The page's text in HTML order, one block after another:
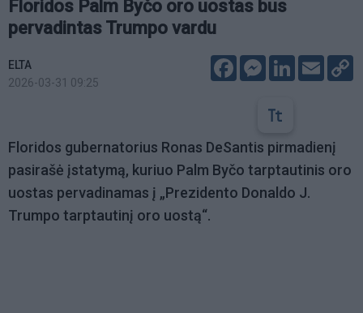
Floridos Palm Byčo oro uostas bus
pervadintas Trumpo vardu
ELTA
2026-03-31 09:25
FacebookMessenger
LinkedIn
Email
Floridos gubernatorius Ronas DeSantis pirmadienį
pasirašė įstatymą, kuriuo Palm Byčo tarptautinis oro
uostas pervadinamas į „Prezidento Donaldo J.
Trumpo tarptautinį oro uostą“.